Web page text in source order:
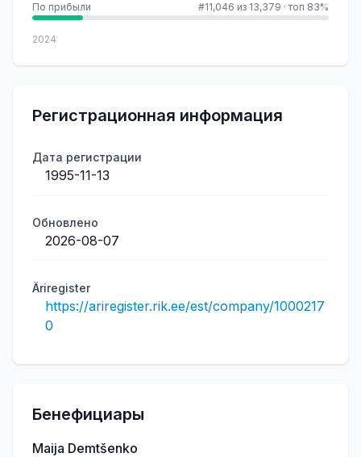
По прибыли #11,046 из 13,379 ·топ 83%
2024
Регистрационная информация
Дата регистрации
1995-11-13
Обновлено
2026-08-07
Äriregister
https://ariregister.rik.ee/est/company/1000217
0
Бенефициары
Maija Demtšenko